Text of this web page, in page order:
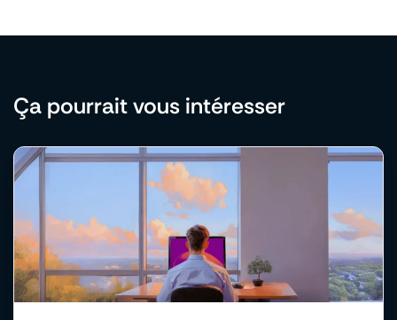
Ça pourrait vous intéresser​